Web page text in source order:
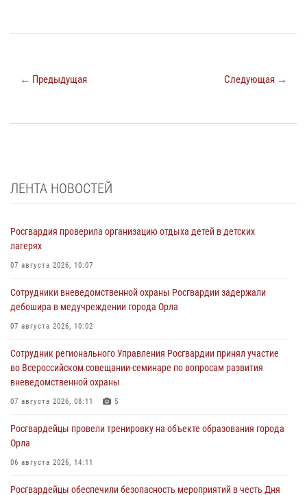
← Предыдущая Следующая →
ЛЕНТА НОВОСТЕЙ
Росгвардия проверила организацию отдыха детей в детских
лагерях
07 августа 2026, 10:07
Сотрудники вневедомственной охраны Росгвардии задержали
дебошира в медучреждении города Орла
07 августа 2026, 10:02
Сотрудник регионального Управления Росгвардии принял участие
во Всероссийском совещании-семинаре по вопросам развития
вневедомственной охраны
07 августа 2026, 08:11 5
Росгвардейцы провели тренировку на объекте образования города
Орла
06 августа 2026, 14:11
Росгвардейцы обеспечили безопасность мероприятий в честь Дня